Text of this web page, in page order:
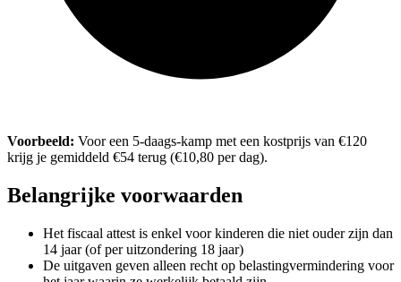
Voorbeeld: Voor een 5-daags-kamp met een kostprijs van €120
krijg je gemiddeld €54 terug (€10,80 per dag).
Belangrijke voorwaarden
Het fiscaal attest is enkel voor kinderen die niet ouder zijn dan
14 jaar (of per uitzondering 18 jaar)
De uitgaven geven alleen recht op belastingvermindering voor